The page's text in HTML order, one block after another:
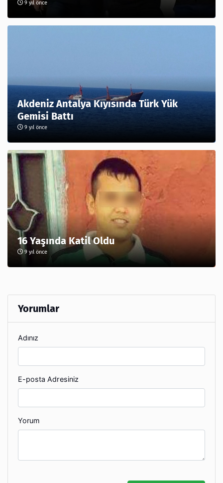
9 yıl önce
Akdeniz Antalya Kıyısında Türk Yük
Gemisi Battı
9 yıl önce
16 Yaşında Katil Oldu
9 yıl önce
Yorumlar
Adınız
E-posta Adresiniz
Yorum